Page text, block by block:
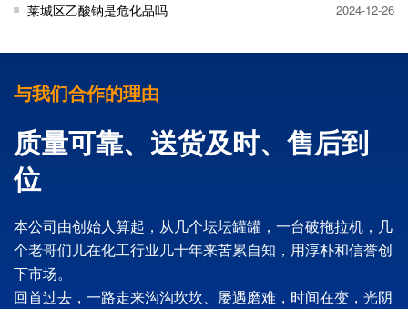
莱城区乙酸钠是危化品吗 2024-12-26
与我们合作的理由
质量可靠、送货及时、售后到
位
本公司由创始人算起，从几个坛坛罐罐，一台破拖拉机，几
个老哥们儿在化工行业几十年来苦累自知，用淳朴和信誉创
下市场。
回首过去，一路走来沟沟坎坎、屡遇磨难，时间在变，光阴